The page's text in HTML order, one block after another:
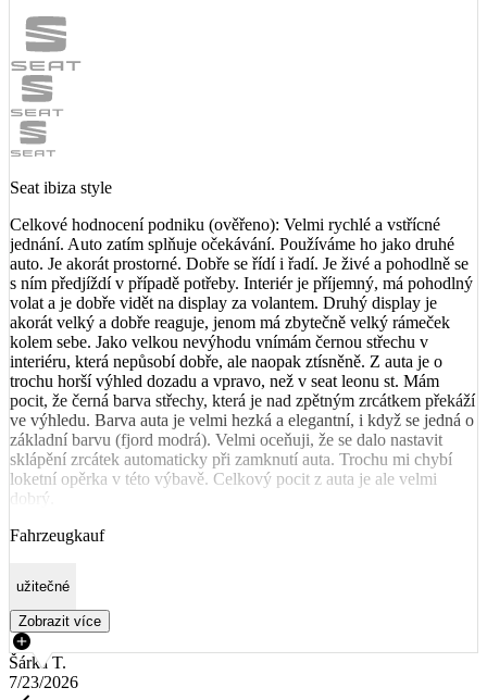
Seat ibiza style
Celkové hodnocení podniku (ověřeno): Velmi rychlé a vstřícné
jednání. Auto zatím splňuje očekávání. Používáme ho jako druhé
auto. Je akorát prostorné. Dobře se řídí i řadí. Je živé a pohodlně se
s ním předjíždí v případě potřeby. Interiér je příjemný, má pohodlný
volat a je dobře vidět na display za volantem. Druhý display je
akorát velký a dobře reaguje, jenom má zbytečně velký rámeček
kolem sebe. Jako velkou nevýhodu vnímám černou střechu v
interiéru, která nepůsobí dobře, ale naopak ztísněně. Z auta je o
trochu horší výhled dozadu a vpravo, než v seat leonu st. Mám
pocit, že černá barva střechy, která je nad zpětným zrcátkem překáží
ve výhledu. Barva auta je velmi hezká a elegantní, i když se jedná o
základní barvu (fjord modrá). Velmi oceňuji, že se dalo nastavit
sklápění zrcátek automaticky při zamknutí auta. Trochu mi chybí
loketní opěrka v této výbavě. Celkový pocit z auta je ale velmi
dobrý.
Fahrzeugkauf
užitečné
Zobrazit více
Šárka T.
7/23/2026